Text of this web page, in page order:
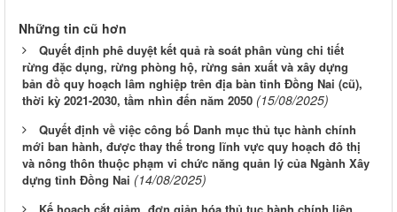
Những tin cũ hơn
Quyết định phê duyệt kết quả rà soát phân vùng chi tiết
rừng đặc dụng, rừng phòng hộ, rừng sản xuất và xây dựng
bản đồ quy hoạch lâm nghiệp trên địa bàn tỉnh Đồng Nai (cũ),
thời kỳ 2021-2030, tầm nhìn đến năm 2050 (15/08/2025)
Quyết định về việc công bố Danh mục thủ tục hành chính
mới ban hành, được thay thế trong lĩnh vực quy hoạch đô thị
và nông thôn thuộc phạm vi chức năng quản lý của Ngành Xây
dựng tỉnh Đồng Nai (14/08/2025)